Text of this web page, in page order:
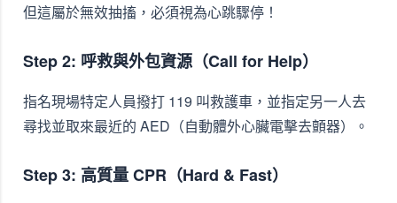
但這屬於無效抽搐，必須視為心跳驟停！
Step 2: 呼救與外包資源（Call for Help）
指名現場特定人員撥打 119 叫救護車，並指定另一人去
尋找並取來最近的 AED（自動體外心臟電擊去顫器）。
Step 3: 高質量 CPR（Hard & Fast）